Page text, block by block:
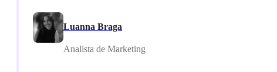
Luanna Braga
Analista de Marketing